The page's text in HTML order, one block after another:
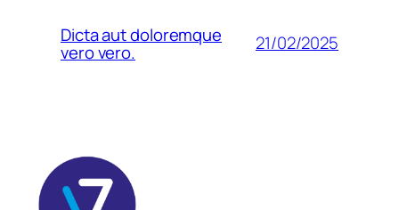
Dicta aut doloremque
vero vero. 21/02/2025